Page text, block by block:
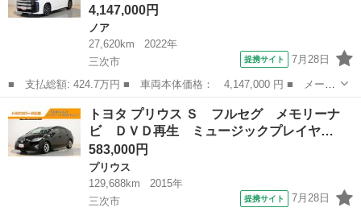
4,147,000円
ノア
27,620km
2022年
三次市
提携サイト 7月28日
■ 支払総額: 424.7万円 ■ 車両本体価格： 4,147,000 円 ■ メーカ
ー名： トヨタ ■ 車種名： ノア ■ グレード名： ハイブリッド
Ｓ－Ｚ フルセグ メモリーナビ ＤＶＤ再生 ミュージックプレイ
ヤー接続...
三次市 ノア
トヨタ プリウス Ｓ フルセグ メモリーナ
ビ ＤＶＤ再生 ミュージックプレイヤ…
583,000円
プリウス
129,688km
2015年
三次市
提携サイト 7月28日